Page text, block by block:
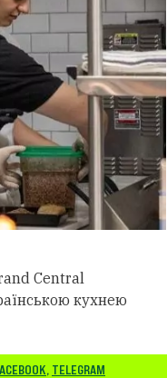
Central
кухнею
, TELEGRAM